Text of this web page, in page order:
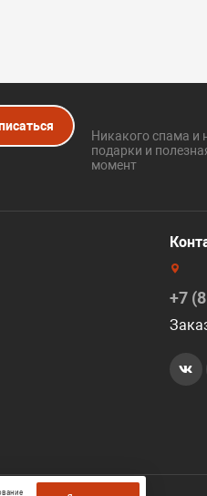
Никакого спама и
подарки и
момент
+7